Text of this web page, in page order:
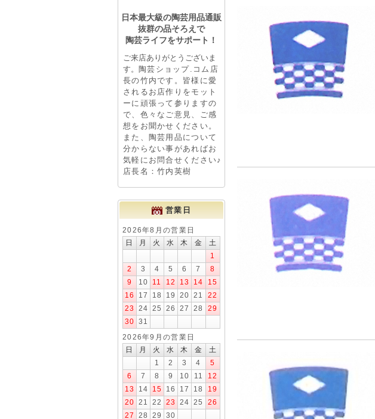
日本最大級の陶芸用品通販
抜群の品そろえで
陶芸ライフをサポート！
ご来店ありがとうございま
す。 陶芸ショップ.コム店
長の竹内です。皆様に愛
されるお店作りをモット
ーに頑張って参りますの
で、色々なご意見、ご感
想をお聞かせください。
また、陶芸用品について
分からない事があればお
気軽にお問合せください♪
店長名：竹内英樹
営業日
2026年8月の営業日
日
月 火 水 木 金
土
1
2
3 4 5 6 7
8
9
10 11 12 13 14
15
16
17 18 19 20 21
22
23 24 25 26 27 28
29
30 31
2026年9月の営業日
日
月 火 水 木 金
土
1
2 3 4
5
6
7 8 9 10 11
12
13
14 15 16 17 18
19
20 21 22 23 24 25
26
27
28 29 30